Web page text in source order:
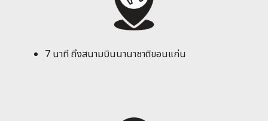
7 นาที ถึงสนามบินนานาชาติขอนแก่น